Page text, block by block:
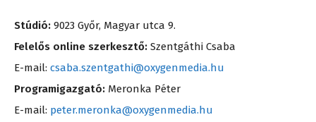
Stúdió: 9023 Győr, Magyar utca 9.
Felelős online szerkesztő: Szentgáthi Csaba
E-mail: csaba.szentgathi@oxygenmedia.hu
Programigazgató: Meronka Péter
E-mail: peter.meronka@oxygenmedia.hu